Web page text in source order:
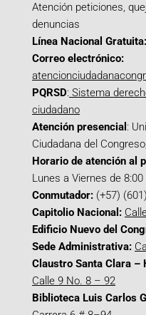
Atención peticiones,
denuncias
Línea Nacional Gratuita:
Correo electrónico:
PQRSD: Sistema
ciudadano
Atención presencial :
Ciudadana del
Horario de atención al
Lunes a Viernes de
Conmutador: (+57)
Capitolio Nacional:
Edificio Nuevo del
Sede Administrativa:
Claustro Santa Clara –
Calle 9 No. 8 – 92
Biblioteca Luis Carlos